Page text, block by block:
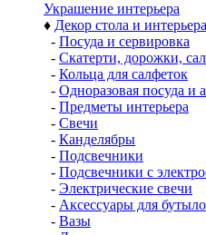
Украшение интерьера
♦ Декор стола и интерьера
- Посуда и сервировка
- Скатерти, дорожки,
- Кольца для салфеток
- Одноразовая посуда и
- Предметы интерьера
- Свечи
- Канделябры
- Подсвечники
- Подсвечники с
- Электрические свечи
- Аксессуары для
- Вазы